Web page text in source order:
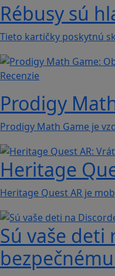
Rébusy sú
Tieto kartičky poskytnú
Recenzie
Prodigy
Prodigy Math Game je
Heritage
Heritage Quest AR je
Sú vaše